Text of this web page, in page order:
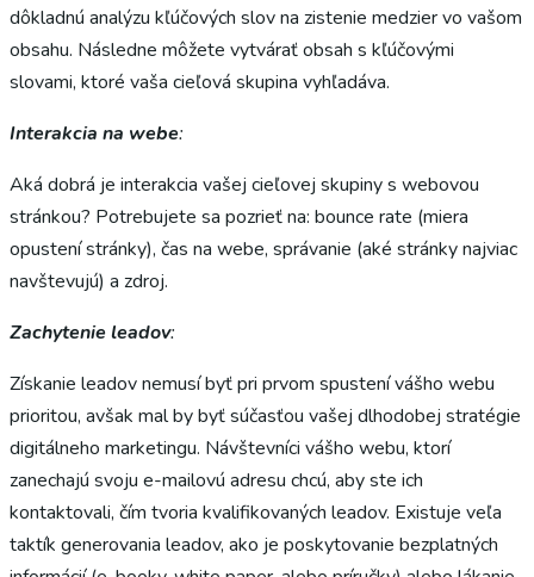
dôkladnú analýzu kľúčových slov na zistenie medzier vo vašom
obsahu. Následne môžete vytvárať obsah s kľúčovými
slovami, ktoré vaša cieľová skupina vyhľadáva.
Interakcia na webe:
Aká dobrá je interakcia vašej cieľovej skupiny s webovou
stránkou? Potrebujete sa pozrieť na: bounce rate (miera
opustení stránky), čas na webe, správanie (aké stránky najviac
navštevujú) a zdroj.
Zachytenie leadov:
Získanie leadov nemusí byť pri prvom spustení vášho webu
prioritou, avšak mal by byť súčasťou vašej dlhodobej stratégie
digitálneho marketingu. Návštevníci vášho webu, ktorí
zanechajú svoju e-mailovú adresu chcú, aby ste ich
kontaktovali, čím tvoria kvalifikovaných leadov. Existuje veľa
taktík generovania leadov, ako je poskytovanie bezplatných